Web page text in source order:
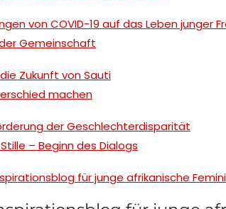
von COVID-19 auf das Leben junger
Gemeinschaft
Zukunft von Sauti
machen
der Geschlechterdisparität
– Beginn des Dialogs
für junge afrikanische